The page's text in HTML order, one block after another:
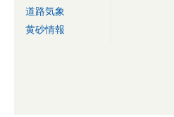
道路気象
黄砂情報